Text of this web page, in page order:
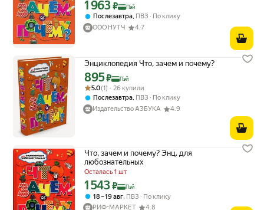
Цена с картой Яндекс Пэй 1963 ₽ вместо
1 963₽ Пэй
Послезавтра, ПВЗ
По клику
ООО НУТЧ
4.7
Энциклопедия Что, зачем и почему?
Цена с картой Яндекс Пэй 895 ₽ вместо
895₽ Пэй
Рейтинг товара: 5.0 из 5
Оценок: (1) · 26 купили
5.0(1) · 26 купили
Послезавтра ПВЗ
По клику
Издательство АЗБУКА
4.9
Что, зачем и почему? Энц. для
любознательных
Осталась 1 шт
Цена с картой Яндекс Пэй 1543 ₽ вместо
1 543₽ Пэй
18 – 19 авг, ПВЗ
По клику
РИФ-МАРКЕТ
4.8